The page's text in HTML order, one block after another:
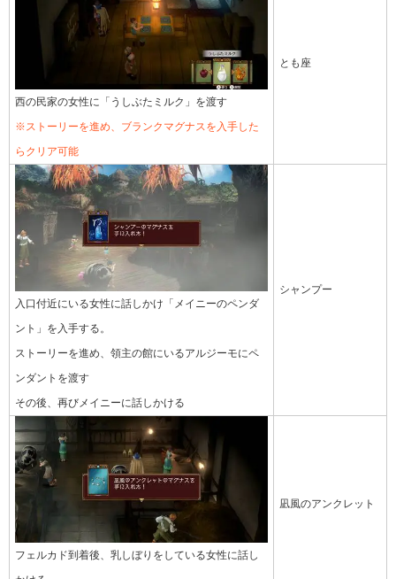
西の民家の女性に「うしぶたミルク」を渡す
※ストーリーを進め、ブランクマグナスを入手した
らクリア可能
とも座
入口付近にいる女性に話しかけ「メイニーのペンダ
ント」を入手する。
ストーリーを進め、領主の館にいるアルジーモにペ
ンダントを渡す
その後、再びメイニーに話しかける
シャンプー
フェルカド到着後、乳しぼりをしている女性に話し
凪風のアンクレット